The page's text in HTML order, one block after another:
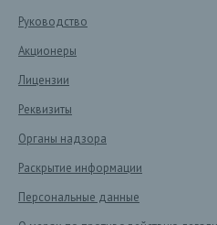
Руководство
Акционеры
Лицензии
Реквизиты
Органы надзора
Раскрытие информации
Персональные данные